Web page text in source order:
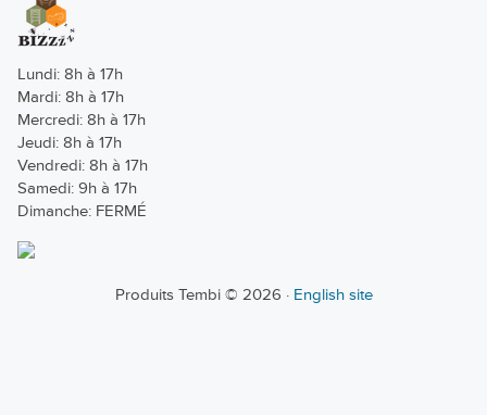
Lundi: 8h à 17h
Mardi: 8h à 17h
Mercredi: 8h à 17h
Jeudi: 8h à 17h
Vendredi: 8h à 17h
Samedi: 9h à 17h
Dimanche: FERMÉ
Produits Tembi © 2026 · English site